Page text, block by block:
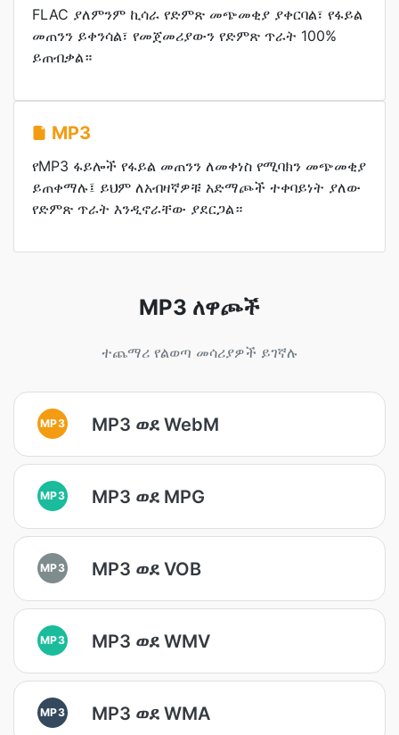
FLAC ያለምንም ኪሳራ የድምጽ መጭመቂያ ያቀርባል፣ የፋይል
መጠንን ይቀንሳል፣ የመጀመሪያውን የድምጽ ጥራት 100%
ይጠብቃል።
MP3
የMP3 ፋይሎች የፋይል መጠንን ለመቀነስ የሚባክን መጭመቂያ
ይጠቀማሉ፤ ይህም ለአብዛኛዎቹ አድማጮች ተቀባይነት ያለው
የድምጽ ጥራት እንዲኖራቸው ያደርጋል።
MP3 ለዋጮች
ተጨማሪ የልወጣ መሳሪያዎች ይገኛሉ
MP3 MP3 ወደ WebM
MP3 MP3 ወደ MPG
MP3 MP3 ወደ VOB
MP3 MP3 ወደ WMV
MP3 MP3 ወደ WMA